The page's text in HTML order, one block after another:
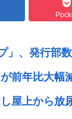
」、発行部
前年比大幅
屋上から放